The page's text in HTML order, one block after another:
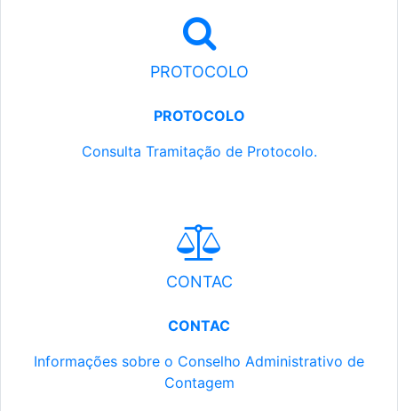
PROTOCOLO
PROTOCOLO
Consulta Tramitação de Protocolo.
CONTAC
CONTAC
Informações sobre o Conselho Administrativo de
Contagem